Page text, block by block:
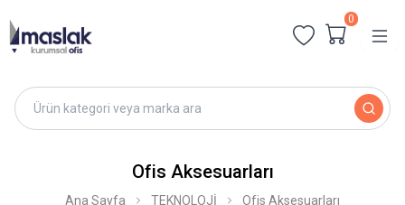
0
Ofis Aksesuarları
Ana Sayfa TEKNOLOJİ Ofis Aksesuarları